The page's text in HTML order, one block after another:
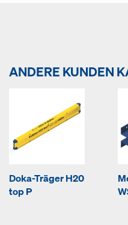
ANDERE KUNDEN
Doka-Träger H20
top P